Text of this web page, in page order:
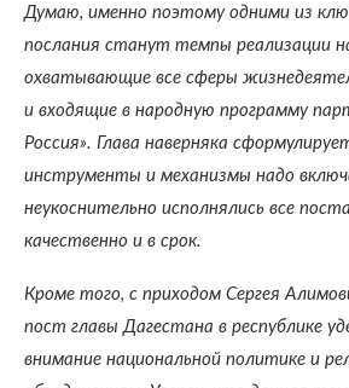
Думаю, именно поэтому одними из
послания станут темпы реализации
охватывающие все сферы
и входящие в народную программу
Россия». Глава наверняка
инструменты и механизмы надо
неукоснительно исполнялись все
качественно и в срок.
Кроме того, с приходом Сергея
пост главы Дагестана в республике
внимание национальной политике и